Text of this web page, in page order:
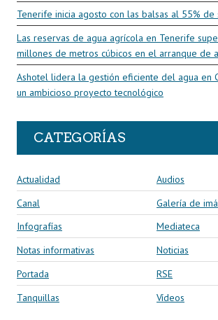
Tenerife inicia agosto con las balsas al 55% de
Las reservas de agua agrícola en Tenerife
millones de metros cúbicos en el arranque de
Ashotel lidera la gestión eficiente del agua en
un ambicioso proyecto tecnológico
CATEGORÍAS
Actualidad
Audios
Canal
Galería de
Infografías
Mediateca
Notas informativas
Noticias
Portada
RSE
Tanquillas
Vídeos